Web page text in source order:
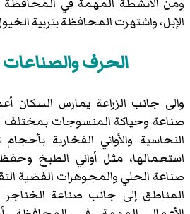
الإبل، واشتهرت المحافظة بتربية
الحرف والصناعات
والى جانب الزراعة يمارس السكان
صناعة وحياكة المنسوجات بمختلف
النحاسية والأواني الفخارية
استعمالها، مثل أواني الطبخ وحفظ
صناعة الحلي والمجوهرات الفضية
المناطق إلى جانب صناعة الخناجر